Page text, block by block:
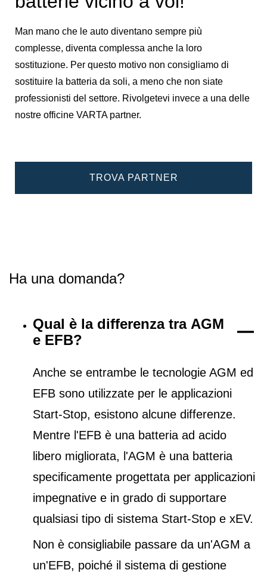
Man mano che le auto diventano sempre più
complesse, diventa complessa anche la loro
sostituzione. Per questo motivo non consigliamo di
sostituire la batteria da soli, a meno che non siate
professionisti del settore. Rivolgetevi invece a una delle
nostre officine VARTA partner.
TROVA PARTNER
Ha una domanda?
Qual è la differenza tra AGM
e EFB?
Anche se entrambe le tecnologie AGM ed
EFB sono utilizzate per le applicazioni
Start-Stop, esistono alcune differenze.
Mentre l'EFB è una batteria ad acido
libero migliorata, l'AGM è una batteria
specificamente progettata per applicazioni
impegnative e in grado di supportare
qualsiasi tipo di sistema Start-Stop e xEV.
Non è consigliabile passare da un'AGM a
un'EFB, poiché il sistema di gestione